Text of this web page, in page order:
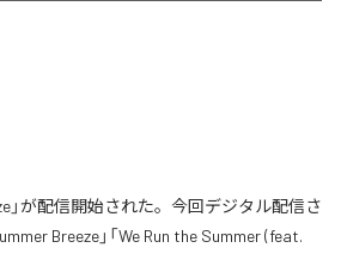
」が配信開始された。今回デジタル配信さ
Breeze」「We Run the Summer (feat.